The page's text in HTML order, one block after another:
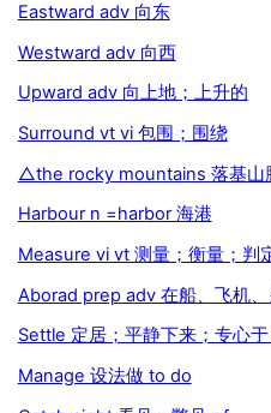
Eastward adv 向东
Westward adv 向西
Upward adv 向上地；上升的
Surround vt vi 包围；围绕
△the rocky mountains 落基山
Harbour n =harbor 海港
Measure vi vt 测量；衡量；判
Aborad prep adv 在船、飞机
Settle 定居；平静下来；专心
Manage 设法做 to do